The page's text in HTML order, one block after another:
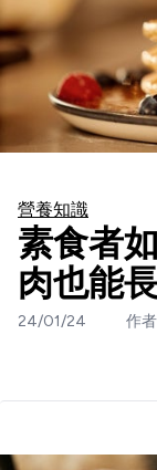
營養知識
素食者
肉也能
24/01/24 作者